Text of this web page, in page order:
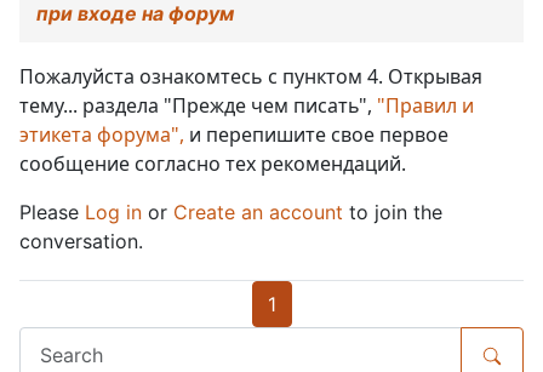
при входе на форум
Пожалуйста ознакомтесь с пунктом 4. Открывая
тему... раздела "Прежде чем писать", "Правил и
этикета форума", и перепишите свое первое
сообщение согласно тех рекомендаций.
Please Log in or Create an account to join the
conversation.
1